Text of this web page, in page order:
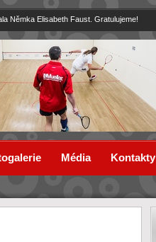
Němka Elisabeth Faust. Gratulujeme!
Média Kontakty